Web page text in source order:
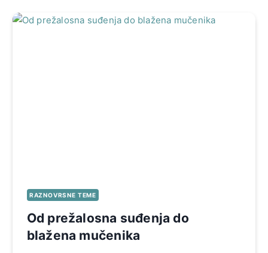
RAZNOVRSNE TEME
Od prežalosna suđenja do
blažena mučenika